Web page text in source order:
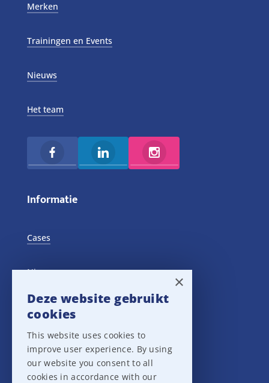
Merken
Trainingen en Events
Nieuws
Het team
Informatie
Cases
Nieuws
Training Events
Privacy verklaring
Disclaimer
×
Deze website gebruikt
cookies
This website uses cookies to
improve user experience. By using
our website you consent to all
cookies in accordance with our